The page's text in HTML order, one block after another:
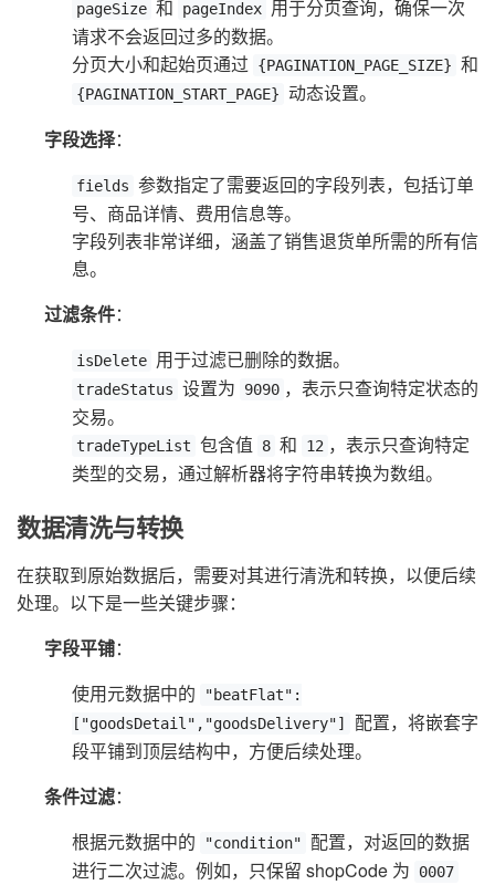
pageSize 和 pageIndex 用于分页查询，确保一次
请求不会返回过多的数据。
分页大小和起始页通过
{PAGINATION_PAGE_SIZE} 和
{PAGINATION_START_PAGE} 动态设置。
字段选择：
fields 参数指定了需要返回的字段列表，包括订单
号、商品详情、费用信息等。
字段列表非常详细，涵盖了销售退货单所需的所有信
息。
过滤条件：
isDelete 用于过滤已删除的数据。
tradeStatus 设置为 9090 ，表示只查询特定状态的
交易。
tradeTypeList 包含值 8 和 12 ，表示只查询特定
类型的交易，通过解析器将字符串转换为数组。
数据清洗与转换
在获取到原始数据后，需要对其进行清洗和转换，以便后续
处理。以下是一些关键步骤：
字段平铺：
使用元数据中的
"beatFlat":
["goodsDetail","goodsDelivery"]
配置，将嵌套字
段平铺到顶层结构中，方便后续处理。
条件过滤：
根据元数据中的
"condition"
配置，对返回的数据
进行二次过滤。例如，只保留 shopCode 为
0007